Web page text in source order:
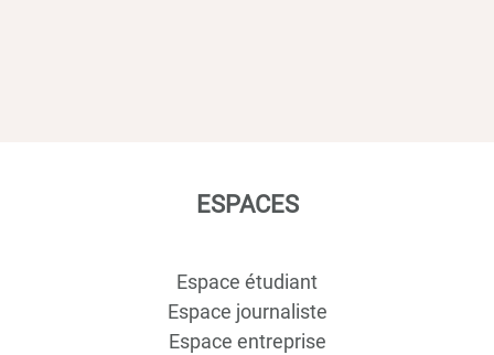
ESPACES
Espace étudiant
Espace journaliste
Espace entreprise